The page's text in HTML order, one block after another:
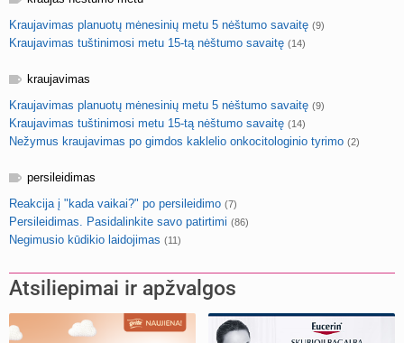
Kraujavimas planuotų mėnesinių metu 5 nėštumo savaitę (9)
Kraujavimas tuštinimosi metu 15-tą nėštumo savaitę (14)
kraujavimas
Kraujavimas planuotų mėnesinių metu 5 nėštumo savaitę (9)
Kraujavimas tuštinimosi metu 15-tą nėštumo savaitę (14)
Nežymus kraujavimas po gimdos kaklelio onkocitologinio tyrimo (2)
persileidimas
Reakcija į "kada vaikai?" po persileidimo (7)
Persileidimas. Pasidalinkite savo patirtimi (86)
Negimusio kūdikio laidojimas (11)
Atsiliepimai ir apžvalgos